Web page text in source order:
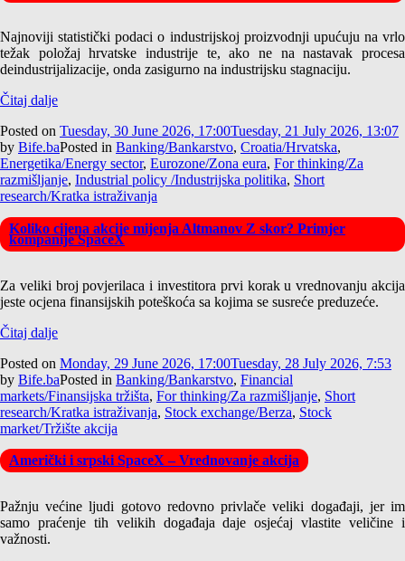
Najnoviji statistički podaci o industrijskoj proizvodnji upućuju na vrlo
težak položaj hrvatske industrije te, ako ne na nastavak procesa
deindustrijalizacije, onda zasigurno na industrijsku stagnaciju.
Čitaj dalje
Posted on Tuesday, 30 June 2026, 17:00Tuesday, 21 July 2026, 13:07
by Bife.baPosted in Banking/Bankarstvo, Croatia/Hrvatska,
Energetika/Energy sector, Eurozone/Zona eura, For thinking/Za
razmišljanje, Industrial policy /Industrijska politika, Short
research/Kratka istraživanja
Koliko cijena akcije mijenja Altmanov Z skor? Primjer
kompanije SpaceX
Za veliki broj povjerilaca i investitora prvi korak u vrednovanju akcija
jeste ocjena finansijskih poteškoća sa kojima se susreće preduzeće.
Čitaj dalje
Posted on Monday, 29 June 2026, 17:00Tuesday, 28 July 2026, 7:53
by Bife.baPosted in Banking/Bankarstvo, Financial
markets/Finansijska tržišta, For thinking/Za razmišljanje, Short
research/Kratka istraživanja, Stock exchange/Berza, Stock
market/Tržište akcija
Američki i srpski SpaceX – Vrednovanje akcija
Pažnju većine ljudi gotovo redovno privlače veliki događaji, jer im
samo praćenje tih velikih događaja daje osjećaj vlastite veličine i
važnosti.